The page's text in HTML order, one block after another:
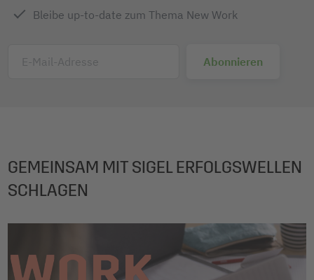
Bleibe up-to-date zum Thema New Work
E-Mail-Adresse
GEMEINSAM MIT SIGEL ERFOLGSWELLEN
SCHLAGEN